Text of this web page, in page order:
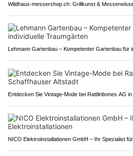
Wildhaus-messershop.ch: Grillkunst &
Lehmann Gartenbau – Kompetenter Gartenbau für
Entdecken Sie Vintage-Mode bei Rattlinbones AG
NICO Elektroinstallationen GmbH – Ihr Spezialist